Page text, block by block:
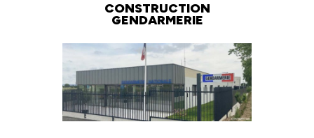
CONSTRUCTION
GENDARMERIE